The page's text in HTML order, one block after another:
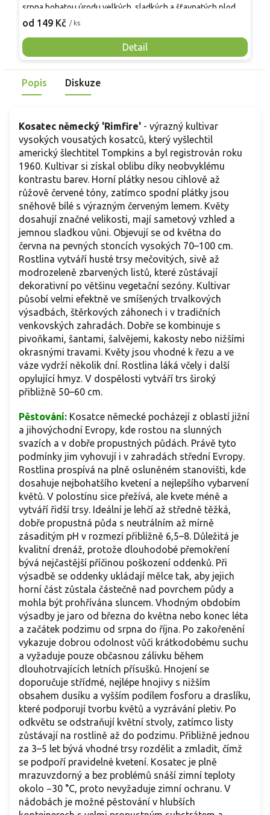
od 149 Kč / ks
Detail
srpna bohatou úrodu velkých, sladkých a šťavnatých plodů.
Pevné vzpřímené výhony tvoří elegantní habitus bez
Mrazuvzdornost do −25 °C a spolehlivá vitalita z něj dělají
skvělou volbu pro každého pěstitele.
Popis Diskuze
Kosatec německý 'Rimfire' - výrazný kultivar
vysokých vousatých kosatců, který vyšlechtil
americký šlechtitel Tompkins a byl registrován roku
1960. Kultivar si získal oblibu díky neobvyklému
kontrastu barev. Horní plátky nesou cihlově až
růžově červené tóny, zatímco spodní plátky jsou
sněhově bílé s výrazným červeným lemem. Květy
dosahují značné velikosti, mají sametový vzhled a
jemnou sladkou vůni. Objevují se od května do
června na pevných stoncích vysokých 70–100 cm.
Rostlina vytváří husté trsy mečovitých, sivě až
modrozeleně zbarvených listů, které zůstávají
dekorativní po většinu vegetační sezóny. Kultivar
působí velmi efektně ve smíšených trvalkových
výsadbách, štěrkových záhonech i v tradičních
venkovských zahradách. Dobře se kombinuje s
pivoňkami, šantami, šalvějemi, kakosty nebo nižšími
okrasnými travami. Květy jsou vhodné k řezu a ve
váze vydrží několik dní. Rostlina láká včely i další
opylující hmyz. V dospělosti vytváří trs široký
přibližně 50–60 cm.
Pěstování: Kosatce německé pocházejí z oblastí jižní
a jihovýchodní Evropy, kde rostou na slunných
svazích a v dobře propustných půdách. Právě tyto
podmínky jim vyhovují i v zahradách střední Evropy.
Rostlina prospívá na plně osluněném stanovišti, kde
dosahuje nejbohatšího kvetení a nejlepšího vybarvení
květů. V polostínu sice přežívá, ale kvete méně a
vytváří řidší trsy. Ideální je lehčí až středně těžká,
dobře propustná půda s neutrálním až mírně
zásaditým pH v rozmezí přibližně 6,5–8. Důležitá je
kvalitní drenáž, protože dlouhodobé přemokření
bývá nejčastější příčinou poškození oddenků. Při
výsadbě se oddenky ukládají mělce tak, aby jejich
horní část zůstala částečně nad povrchem půdy a
mohla být prohřívána sluncem. Vhodným obdobím
výsadby je jaro od března do května nebo konec léta
a začátek podzimu od srpna do října. Po zakořenění
vykazuje dobrou odolnost vůči krátkodobému suchu
a vyžaduje pouze občasnou zálivku během
dlouhotrvajících letních přísušků. Hnojení se
doporučuje střídmé, nejlépe hnojivy s nižším
obsahem dusíku a vyšším podílem fosforu a draslíku,
které podporují tvorbu květů a vyzrávání pletiv. Po
odkvětu se odstraňují květní stvoly, zatímco listy
zůstávají na rostlině až do podzimu. Přibližně jednou
za 3–5 let bývá vhodné trsy rozdělit a zmladit, čímž
se podpoří pravidelné kvetení. Kosatec je plně
mrazuvzdorný a bez problémů snáší zimní teploty
okolo −30 °C, proto nevyžaduje zimní ochranu. V
nádobách je možné pěstování v hlubších